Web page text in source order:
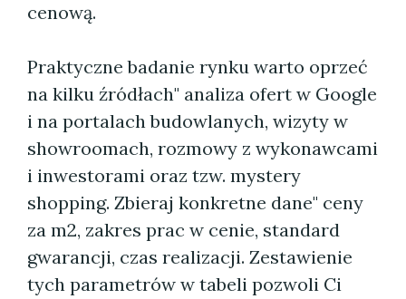
cenową.
Praktyczne badanie rynku warto oprzeć
na kilku źródłach" analiza ofert w Google
i na portalach budowlanych, wizyty w
showroomach, rozmowy z wykonawcami
i inwestorami oraz tzw. mystery
shopping. Zbieraj konkretne dane" ceny
za m2, zakres prac w cenie, standard
gwarancji, czas realizacji. Zestawienie
tych parametrów w tabeli pozwoli Ci